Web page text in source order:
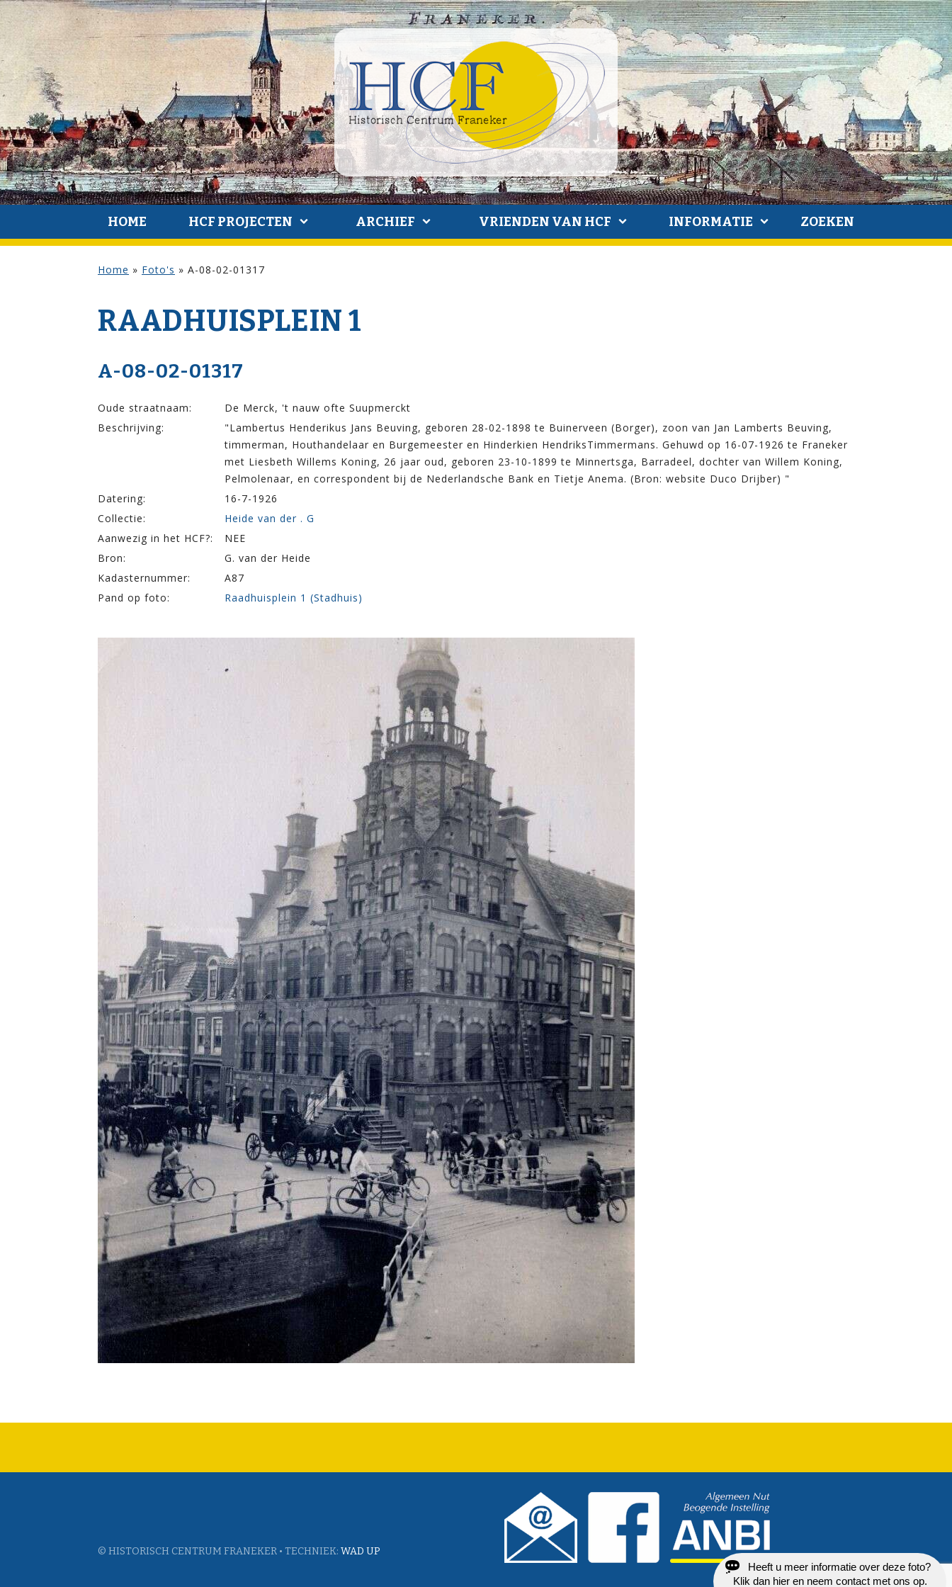
HOME HCF PROJECTEN ARCHIEF VRIENDEN VAN HCF INFORMATIE ZOEKEN
Home » Foto's » A-08-02-01317
RAADHUISPLEIN 1
A-08-02-01317
Oude straatnaam:
De Merck, 't nauw ofte Suupmerckt
Beschrijving:
"Lambertus Henderikus Jans Beuving, geboren 28-02-1898 te Buinerveen (Borger), zoon van Jan Lamberts Beuving,
timmerman, Houthandelaar en Burgemeester en Hinderkien HendriksTimmermans. Gehuwd op 16-07-1926 te Franeker
met Liesbeth Willems Koning, 26 jaar oud, geboren 23-10-1899 te Minnertsga, Barradeel, dochter van Willem Koning,
Pelmolenaar, en correspondent bij de Nederlandsche Bank en Tietje Anema. (Bron: website Duco Drijber) "
Datering:
16-7-1926
Collectie:
Heide van der . G
Aanwezig in het HCF?:
NEE
Bron:
G. van der Heide
Kadasternummer:
A87
Pand op foto:
Raadhuisplein 1 (Stadhuis)
© HISTORISCH CENTRUM FRANEKER • TECHNIEK: WAD UP
Heeft u meer informatie over deze foto?
Klik dan hier en neem contact met ons op.